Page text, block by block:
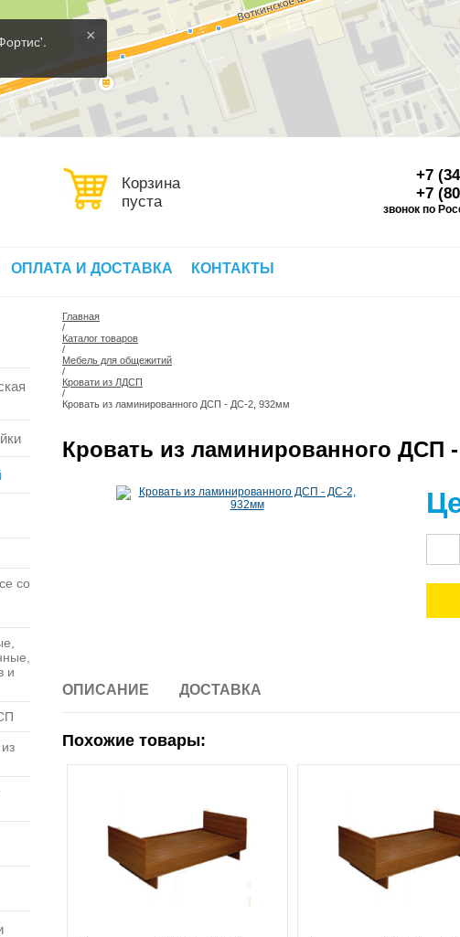
×
Корзина
пуста
+7
+7
звонок по
ОПЛАТА И ДОСТАВКА КОНТАКТЫ
со
и
Главная
/
Каталог товаров
/
Мебель для общежитий
/
Кровати из ЛДСП
/
Кровать из ламинированного ДСП - ДС-2, 932мм
Кровать из ламинированного ДСП
ОПИСАНИЕ ДОСТАВКА
Похожие товары: